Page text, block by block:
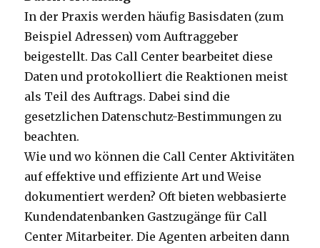
In der Praxis werden häufig Basisdaten (zum
Beispiel Adressen) vom Auftraggeber
beigestellt. Das Call Center bearbeitet diese
Daten und protokolliert die Reaktionen meist
als Teil des Auftrags. Dabei sind die
gesetzlichen Datenschutz-Bestimmungen zu
beachten.
Wie und wo können die Call Center Aktivitäten
auf effektive und effiziente Art und Weise
dokumentiert werden? Oft bieten webbasierte
Kundendatenbanken Gastzugänge für Call
Center Mitarbeiter. Die Agenten arbeiten dann